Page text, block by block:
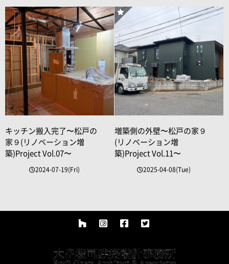
キッチン搬入完了〜松戸の
家９(リノベーション増
築)Project Vol.07〜
2024-07-19(Fri)
増築側の外壁〜松戸の家９
(リノベーション増
築)Project Vol.11〜
2025-04-08(Tue)